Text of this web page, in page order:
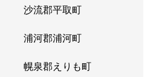
沙流郡平取町
浦河郡浦河町
幌泉郡えりも町